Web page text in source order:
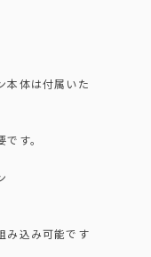
本体は付属いた
す。
み込み可能です